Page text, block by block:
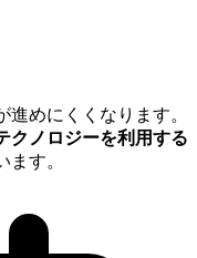
めにくくなります。
クノロジーを利用する
ます。